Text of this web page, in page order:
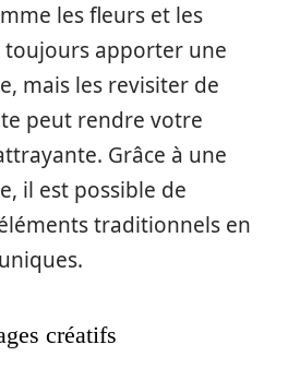
les fleurs et les
apporter une
mais les revisiter de
peut rendre votre
Grâce à une
il est possible de
traditionnels en
créatifs